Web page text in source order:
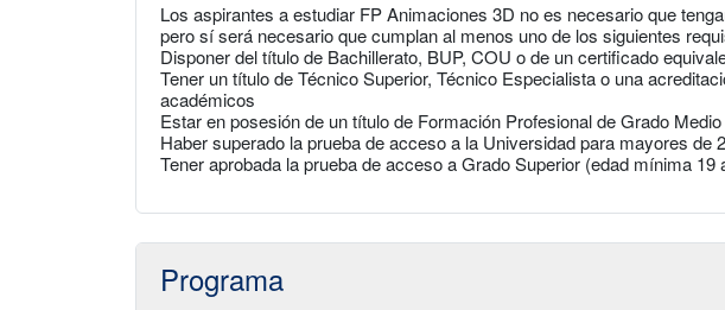
Los aspirantes a estudiar FP Animaciones 3D no es necesario que
pero sí será necesario que cumplan al menos uno de los siguientes
Disponer del título de Bachillerato, BUP, COU o de un certificado
Tener un título de Técnico Superior, Técnico Especialista o una
académicos
Estar en posesión de un título de Formación Profesional de Grado Medio
Haber superado la prueba de acceso a la Universidad para mayores de
Tener aprobada la prueba de acceso a Grado Superior (edad mínima 19
Programa